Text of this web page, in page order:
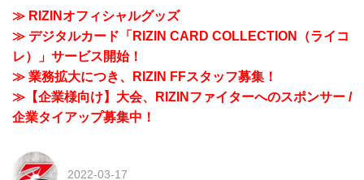
≫ RIZINオフィシャルグッズ
≫ デジタルカード「RIZIN CARD COLLECTION（ライコ
レ）」サービス開始！
≫ 業務拡大につき、RIZIN FFスタッフ募集！
≫【企業様向け】大会、RIZINファイターへのスポンサー /
企業タイアップ募集中！
2022-03-17